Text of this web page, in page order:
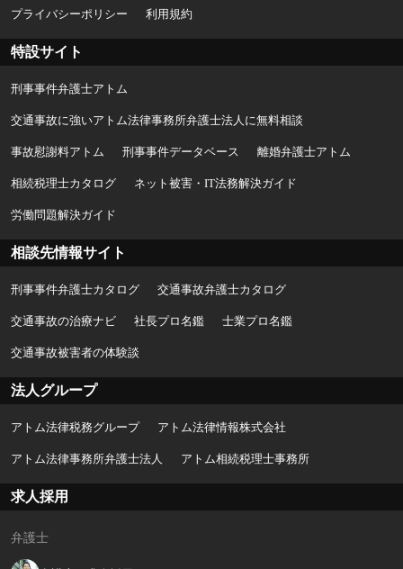
プライバシーポリシー 利用規約
特設サイト
刑事事件弁護士アトム
交通事故に強いアトム法律事務所弁護士法人に無料相談
事故慰謝料アトム 刑事事件データベース 離婚弁護士アトム
相続税理士カタログ ネット被害・IT法務解決ガイド
労働問題解決ガイド
相談先情報サイト
刑事事件弁護士カタログ 交通事故弁護士カタログ
交通事故の治療ナビ 社長プロ名鑑 士業プロ名鑑
交通事故被害者の体験談
法人グループ
アトム法律税務グループ アトム法律情報株式会社
アトム法律事務所弁護士法人 アトム相続税理士事務所
求人採用
弁護士